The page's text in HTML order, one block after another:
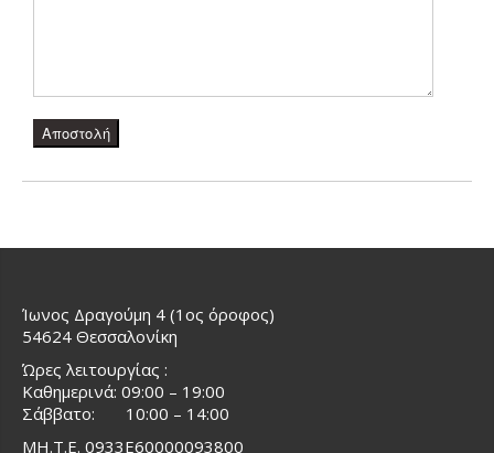
Ίωνος Δραγούμη 4 (1ος όροφος)
54624 Θεσσαλονίκη
Ώρες λειτουργίας :
Καθημερινά: 09:00 – 19:00
Σάββατο: 10:00 – 14:00
ΜΗ.Τ.Ε. 0933Ε60000093800